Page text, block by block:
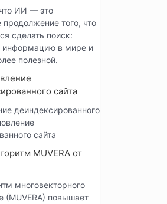
ИИ — это
продолжение того, что
сделать поиск:
информацию в мире и
полезной.
сайта
деиндексированного
сайта
MUVERA от
многовекторного
(MUVERA) повышает